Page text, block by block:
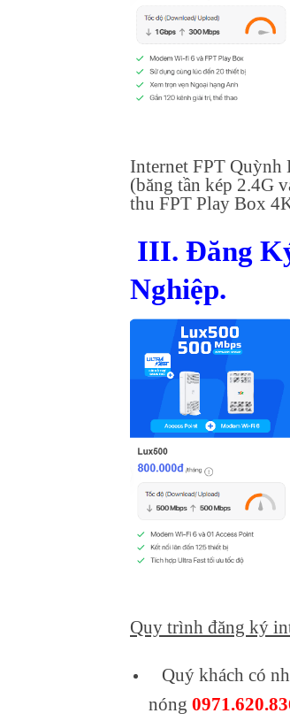
Internet FPT Quỳnh
(băng tần kép 2.4G
thu FPT Play Box
III. Đăng
Nghiệp.
Quy trình đăng ký
Quý khách có
nóng